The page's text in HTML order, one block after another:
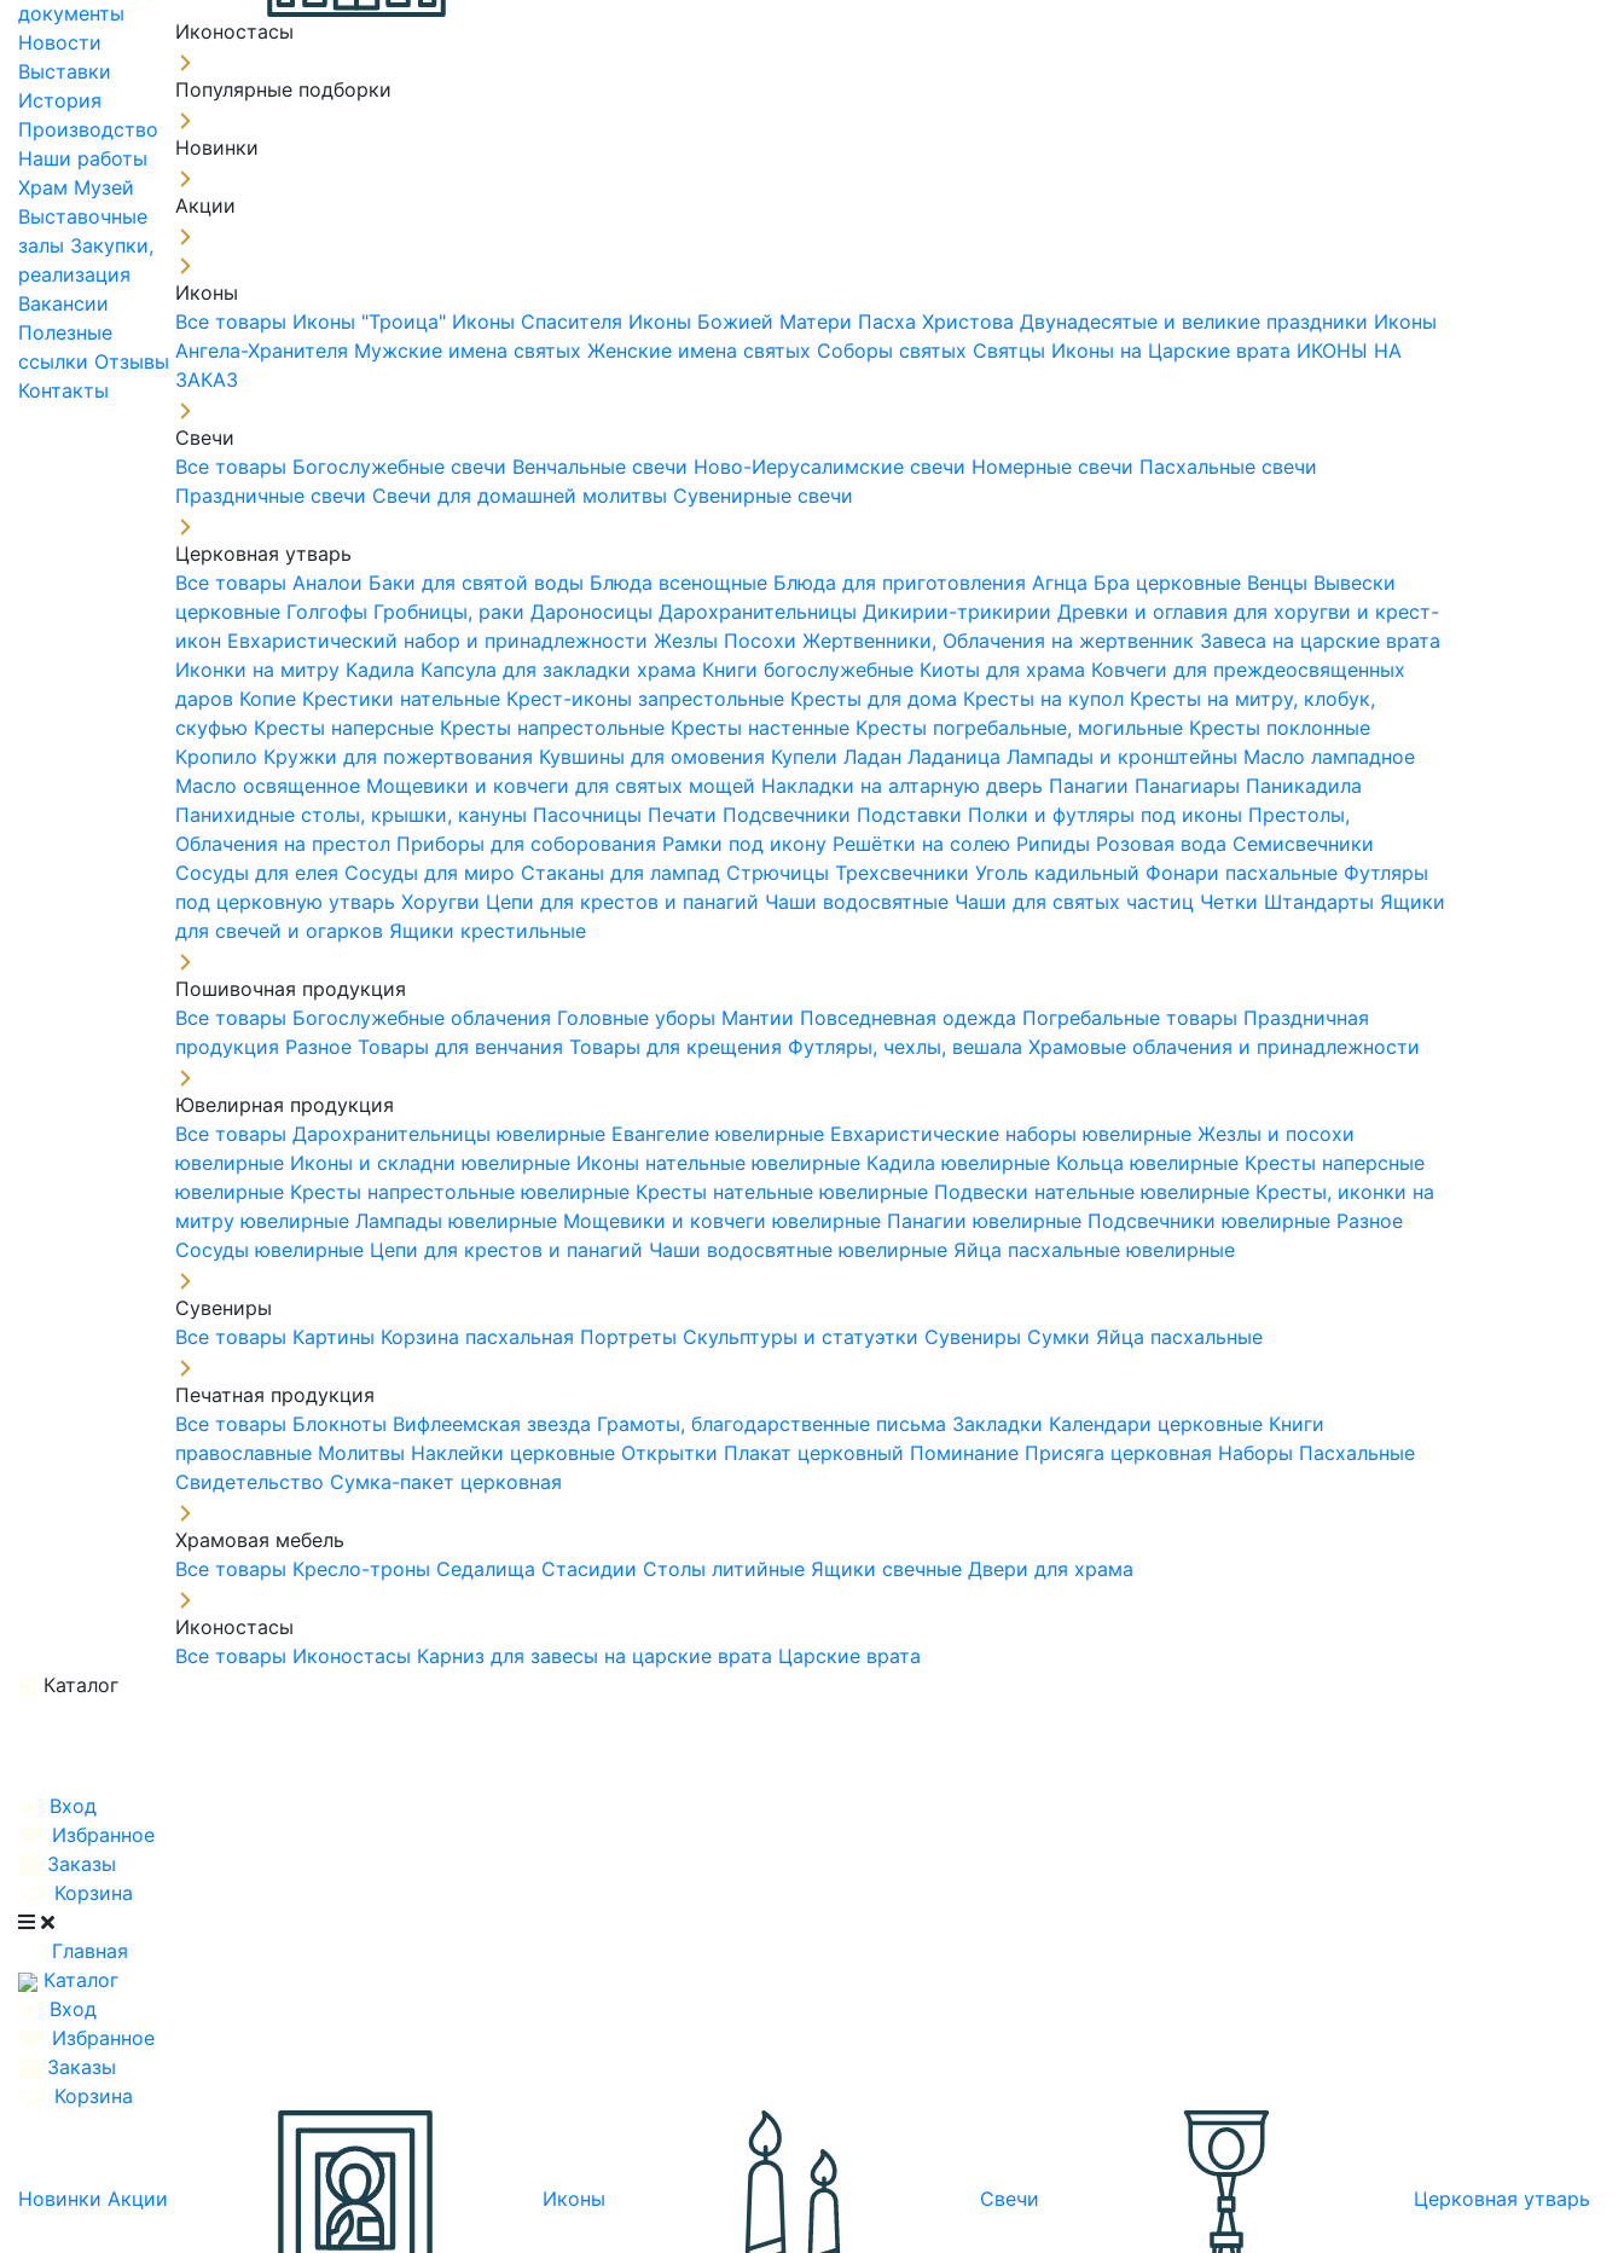
документы
Новости
Выставки
История
Производство
Наши работы
Храм Музей
Выставочные
залы Закупки,
реализация
Вакансии
Полезные
ссылки Отзывы
Контакты
Иконостасы
Популярные подборки
Новинки
Акции
Иконы
Все товары Иконы "Троица" Иконы Спасителя Иконы Божией Матери Пасха ХристоваДвунадесятые и великие праздники Иконы
Ангела-Хранителя Мужские имена святыхЖенские имена святых Соборы святых Святцы Иконы на Царские врата ИКОНЫ НА
ЗАКАЗ
Свечи
Все товары Богослужебные свечи Венчальные свечи Ново-Иерусалимские свечи Номерные свечи Пасхальные свечи
Праздничные свечи Свечи для домашней молитвы Сувенирные свечи
Церковная утварь
Все товарыАналои Баки для святой воды Блюда всенощные Блюда для приготовления Агнца Бра церковные Венцы Вывески
церковные Голгофы Гробницы, ракиДароносицыДарохранительницыДикирии-трикирииДревки и оглавия для хоругви и крест-
икон Евхаристический набор и принадлежностиЖезлы ПосохиЖертвенники, Облачения на жертвенник Завеса на царские врата
Иконки на митру Кадила Капсула для закладки храма Книги богослужебные Киоты для храма Ковчеги для преждеосвященных
даров Копие Крестики нательные Крест-иконы запрестольные Кресты для дома Кресты на купол Кресты на митру, клобук,
скуфью Кресты наперсные Кресты напрестольные Кресты настенные Кресты погребальные, могильные Кресты поклонные
Кропило Кружки для пожертвования Кувшины для омовения КупелиЛаданЛаданицаЛампады и кронштейны Масло лампадное
Масло освященное Мощевики и ковчеги для святых мощей Накладки на алтарную дверь Панагии Панагиары Паникадила
Панихидные столы, крышки, кануны Пасочницы Печати Подсвечники Подставки Полки и футляры под иконы Престолы,
Облачения на престол Приборы для соборования Рамки под икону Решётки на солею Рипиды Розовая вода Семисвечники
Сосуды для елея Сосуды для миро Стаканы для лампад СтрючицыТрехсвечникиУголь кадильный Фонари пасхальные Футляры
под церковную утварьХоругви Цепи для крестов и панагий Чаши водосвятные Чаши для святых частиц Четки Штандарты Ящики
для свечей и огарков Ящики крестильные
Пошивочная продукция
Все товары Богослужебные облачения Головные уборы Мантии Повседневная одежда Погребальные товары Праздничная
продукция РазноеТовары для венчанияТовары для крещения Футляры, чехлы, вешалаХрамовые облачения и принадлежности
Ювелирная продукция
Все товарыДарохранительницы ювелирные Евангелие ювелирные Евхаристические наборы ювелирныеЖезлы и посохи
ювелирные Иконы и складни ювелирные Иконы нательные ювелирные Кадила ювелирные Кольца ювелирные Кресты наперсные
ювелирные Кресты напрестольные ювелирные Кресты нательные ювелирные Подвески нательные ювелирные Кресты, иконки на
митру ювелирныеЛампады ювелирные Мощевики и ковчеги ювелирные Панагии ювелирные Подсвечники ювелирные Разное
Сосуды ювелирные Цепи для крестов и панагий Чаши водосвятные ювелирные Яйца пасхальные ювелирные
Сувениры
Все товары Картины Корзина пасхальная Портреты Скульптуры и статуэтки Сувениры Сумки Яйца пасхальные
Печатная продукция
Все товары Блокноты Вифлеемская звезда Грамоты, благодарственные письма Закладки Календари церковные Книги
православные Молитвы Наклейки церковные Открытки Плакат церковный Поминание Присяга церковная Наборы Пасхальные
Свидетельство Сумка-пакет церковная
Храмовая мебель
Все товары Кресло-троны Седалища Стасидии Столы литийные Ящики свечныеДвери для храма
Иконостасы
Все товары Иконостасы Карниз для завесы на царские врата Царские врата
Каталог
Вход
Избранное
Заказы
Корзина
Главная
Каталог
Вход
Избранное
Заказы
Корзина
Новинки Акции Иконы Свечи Церковная утварь